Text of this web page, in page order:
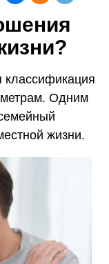
классификация
Одним
жизни.